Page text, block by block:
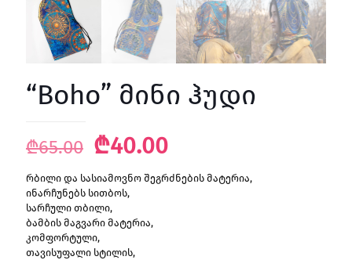
“Boho” მინი ჰუდი
₾65.00 Original
price
was:
₾65.00.
₾40.00Current
price
is:
რბილი და სასიამოვნო შეგრძნების მატერია,
ინარჩუნებს სითბოს,
სარჩული თბილი,
ბამბის მაგვარი მატერია,
კომფორტული,
თავისუფალი სტილის,